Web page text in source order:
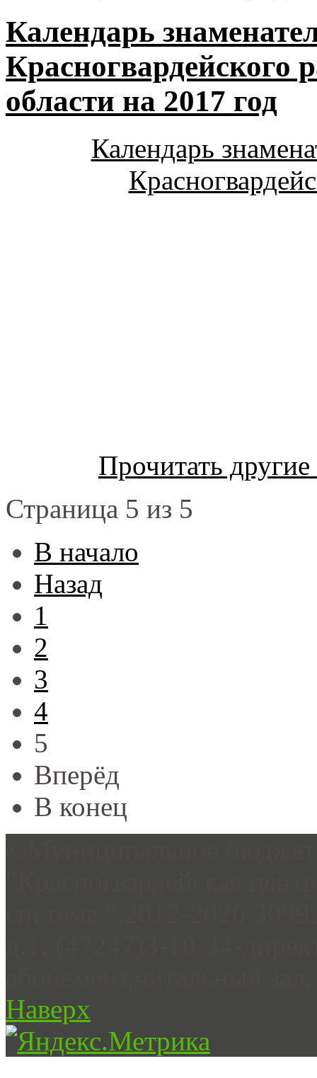
Календарь
Красногвардейского
области на 2017 год
Календарь
Прочитать
Страница 5 из 5
В начало
Назад
1
2
3
4
5
Вперёд
В конец
Наверх